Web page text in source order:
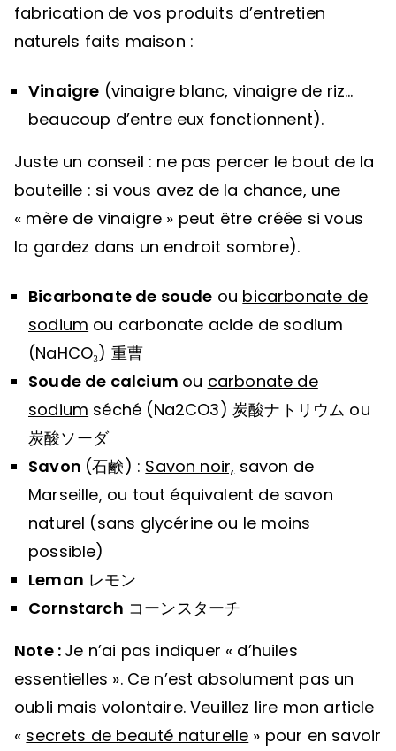
fabrication de vos produits d’entretien
naturels faits maison :
Vinaigre (vinaigre blanc, vinaigre de riz…
beaucoup d’entre eux fonctionnent).
Juste un conseil : ne pas percer le bout de la
bouteille : si vous avez de la chance, une
« mère de vinaigre » peut être créée si vous
la gardez dans un endroit sombre).
Bicarbonate de soude ou bicarbonate de
sodium ou carbonate acide de sodium
(NaHCO₃) 重曹
Soude de calcium ou carbonate de
sodium séché (Na2CO3) 炭酸ナトリウム ou
炭酸ソーダ
Savon (石鹸) : Savon noir, savon de
Marseille, ou tout équivalent de savon
naturel (sans glycérine ou le moins
possible)
Lemon レモン
Cornstarch コーンスターチ
Note : Je n’ai pas indiquer « d’huiles
essentielles ». Ce n’est absolument pas un
oubli mais volontaire. Veuillez lire mon article
« secrets de beauté naturelle » pour en savoir